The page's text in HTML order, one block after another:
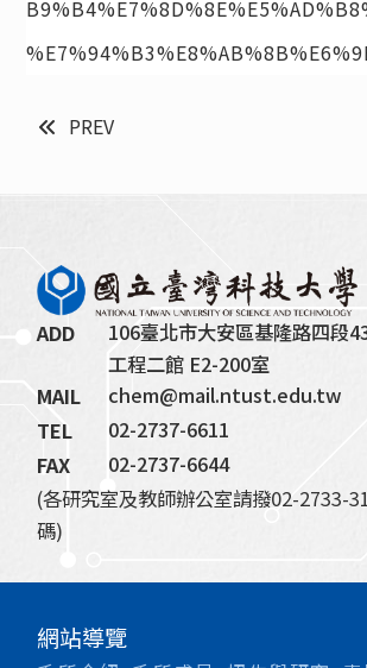
PREV
ADD
106臺北市大安區基隆路四段
工程二館 E2-200室
MAIL
chem@mail.ntust.edu.tw
TEL
02-2737-6611
FAX
02-2737-6644
(各研究室及教師辦公室請撥02-2733-
碼)
網站導覽